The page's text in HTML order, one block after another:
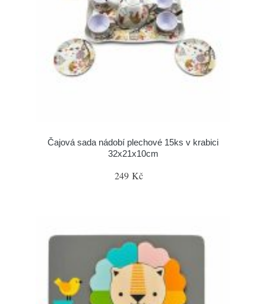
Čajová sada nádobí plechové 15ks v krabici
32x21x10cm
249 Kč